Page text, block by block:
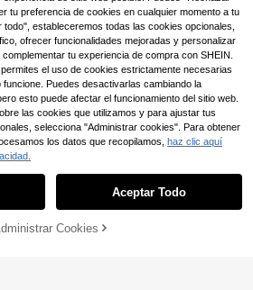
COMPRAR AHORA
tu preferencia de cookies en cualquier momento a tu
estableceremos todas las cookies opcionales,
ofrecer funcionalidades mejoradas y personalizar
tu experiencia de compra con SHEIN.
el uso de cookies estrictamente necesarias
Puedes desactivarlas cambiando la
esto puede afectar el funcionamiento del sitio web.
las cookies que utilizamos y para ajustar tus
selecciona "Administrar cookies". Para obtener
los datos que recopilamos, haz clic aquí
Aceptar Todo
Cookies